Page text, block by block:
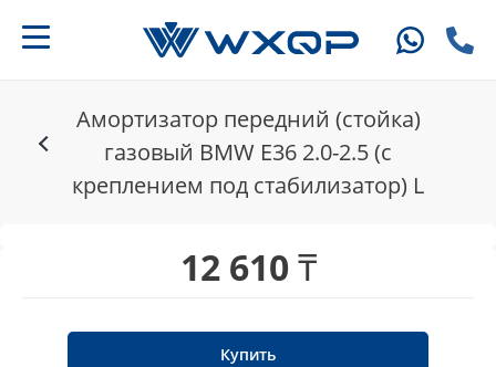
Амортизатор передний (стойка)
газовый BMW E36 2.0-2.5 (с
креплением под стабилизатор) L
12 610 ₸
Купить